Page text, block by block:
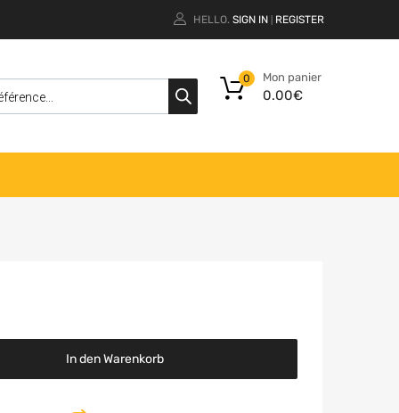
HELLO. SIGN IN REGISTER
Mon panier
0.00€
0
In den Warenkorb